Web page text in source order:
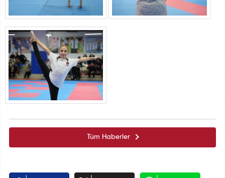
Tüm Haberler